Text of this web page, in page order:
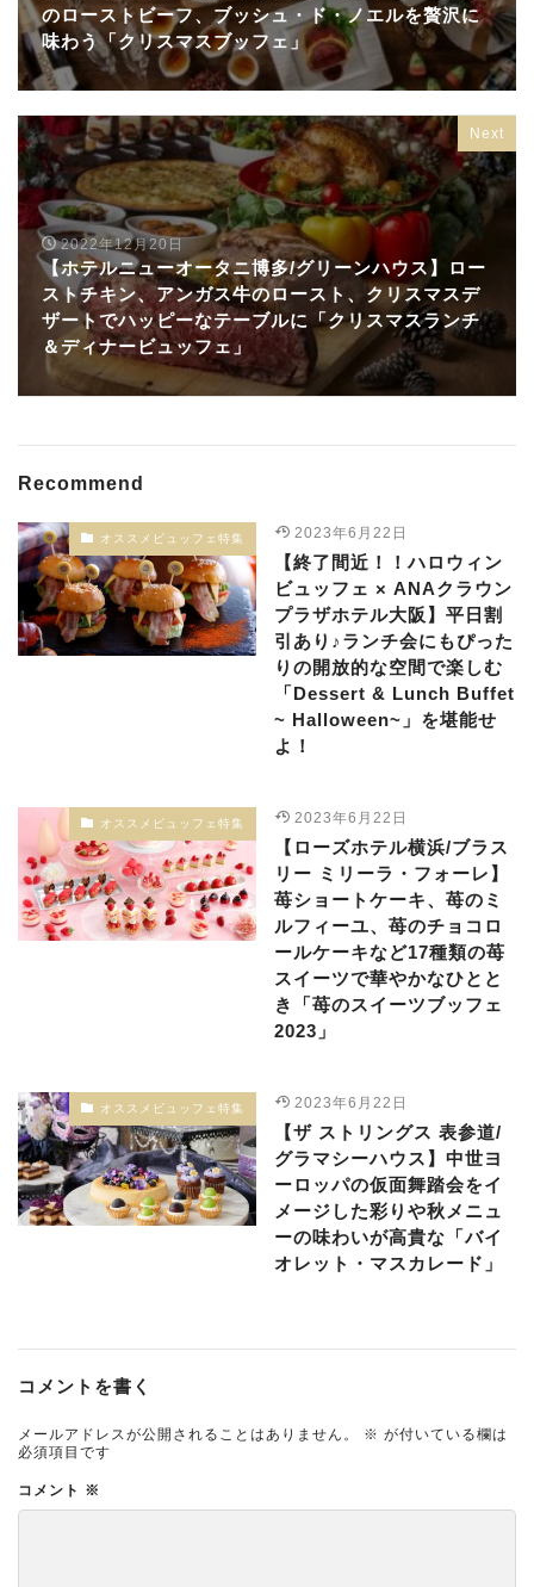
のローストビーフ、ブッシュ・ド・ノエルを贅沢に
味わう「クリスマスブッフェ」
Next
2022年12月20日
【ホテルニューオータニ博多/グリーンハウス】ロー
ストチキン、アンガス牛のロースト、クリスマスデ
ザートでハッピーなテーブルに「クリスマスランチ
＆ディナービュッフェ」
Recommend
オススメビュッフェ特集 2023年6月22日
【終了間近！！ハロウィン
ビュッフェ × ANAクラウン
プラザホテル大阪】平日割
引あり♪ランチ会にもぴった
りの開放的な空間で楽しむ
「Dessert & Lunch Buffet
~ Halloween~」を堪能せ
よ！
オススメビュッフェ特集 2023年6月22日
【ローズホテル横浜/ブラス
リー ミリーラ・フォーレ】
苺ショートケーキ、苺のミ
ルフィーユ、苺のチョコロ
ールケーキなど17種類の苺
スイーツで華やかなひとと
き「苺のスイーツブッフェ
2023」
オススメビュッフェ特集 2023年6月22日
【ザ ストリングス 表参道/
グラマシーハウス】中世ヨ
ーロッパの仮面舞踏会をイ
メージした彩りや秋メニュ
ーの味わいが高貴な「バイ
オレット・マスカレード」
コメントを書く
メールアドレスが公開されることはありません。 ※ が付いている欄は
必須項目です
コメント ※